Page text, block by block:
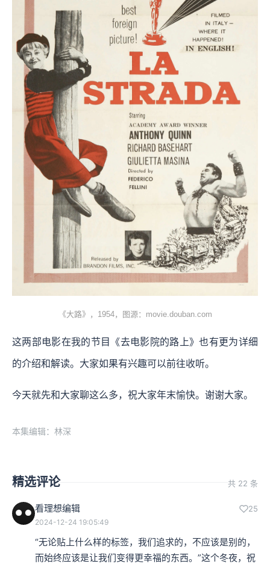
《大路》，1954，图源：movie.douban.com
这两部电影在我的节目《去电影院的路上》也有更为详细
的介绍和解读。大家如果有兴趣可以前往收听。
今天就先和大家聊这么多，祝大家年末愉快。谢谢大家。
本集编辑：林深
精选评论 共 22 条
看理想编辑 25
2024-12-24 19:05:49
“无论贴上什么样的标签，我们追求的，不应该是别的，
而始终应该是让我们变得更幸福的东西。”这个冬夜，祝